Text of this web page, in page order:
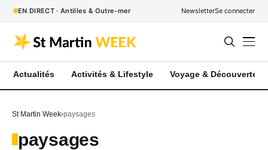
EN DIRECT · Antilles & Outre-mer NewsletterSe connecter
Actualités Activités & Lifestyle Voyage & Découverte
St Martin Week paysages
paysages